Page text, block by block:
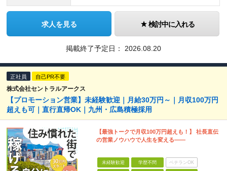
求人を見る 検討中に入れる
掲載終了予定日： 2026.08.20
正社員 自己PR不要
株式会社セントラルアークス
【プロモーション営業】未経験歓迎｜月給30万円～｜月収100万円
超えも可｜直行直帰OK｜九州・広島積極採用
【最強トークで月収100万円超えも！】 社長直伝
の営業ノウハウで人生を変える――
未経験歓迎 学歴不問 ベテランOK